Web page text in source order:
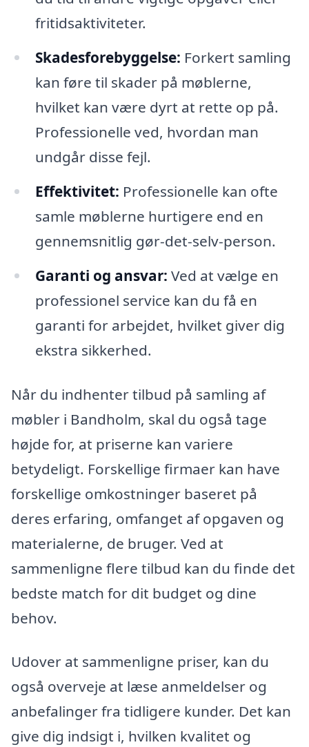
fritidsaktiviteter.
Skadesforebyggelse: Forkert samling
kan føre til skader på møblerne,
hvilket kan være dyrt at rette op på.
Professionelle ved, hvordan man
undgår disse fejl.
Effektivitet: Professionelle kan ofte
samle møblerne hurtigere end en
gennemsnitlig gør-det-selv-person.
Garanti og ansvar: Ved at vælge en
professionel service kan du få en
garanti for arbejdet, hvilket giver dig
ekstra sikkerhed.
Når du indhenter tilbud på samling af
møbler i Bandholm, skal du også tage
højde for, at priserne kan variere
betydeligt. Forskellige firmaer kan have
forskellige omkostninger baseret på
deres erfaring, omfanget af opgaven og
materialerne, de bruger. Ved at
sammenligne flere tilbud kan du finde det
bedste match for dit budget og dine
behov.
Udover at sammenligne priser, kan du
også overveje at læse anmeldelser og
anbefalinger fra tidligere kunder. Det kan
give dig indsigt i, hvilken kvalitet og